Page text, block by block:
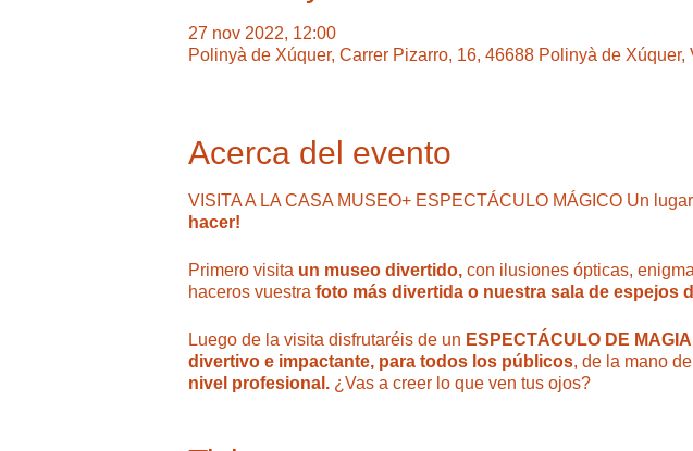
27 nov 2022, 12:00
Polinyà de Xúquer, Carrer Pizarro, 16, 46688 Polinyà de Xúquer,
Acerca del evento
VISITA A LA CASA MUSEO+ ESPECTÁCULO MÁGICO Un
hacer!
Primero visita un museo divertido,con ilusiones ópticas,
haceros vuestra foto más divertida o nuestra sala de espejos
Luego de la visita disfrutaréis de un ESPECTÁCULO DE
divertivo e impactante, para todos los públicos, de la mano
nivel profesional. ¿Vas a creer lo que ven tus ojos?